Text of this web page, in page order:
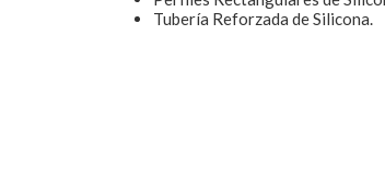
Tubería Reforzada de Silicona